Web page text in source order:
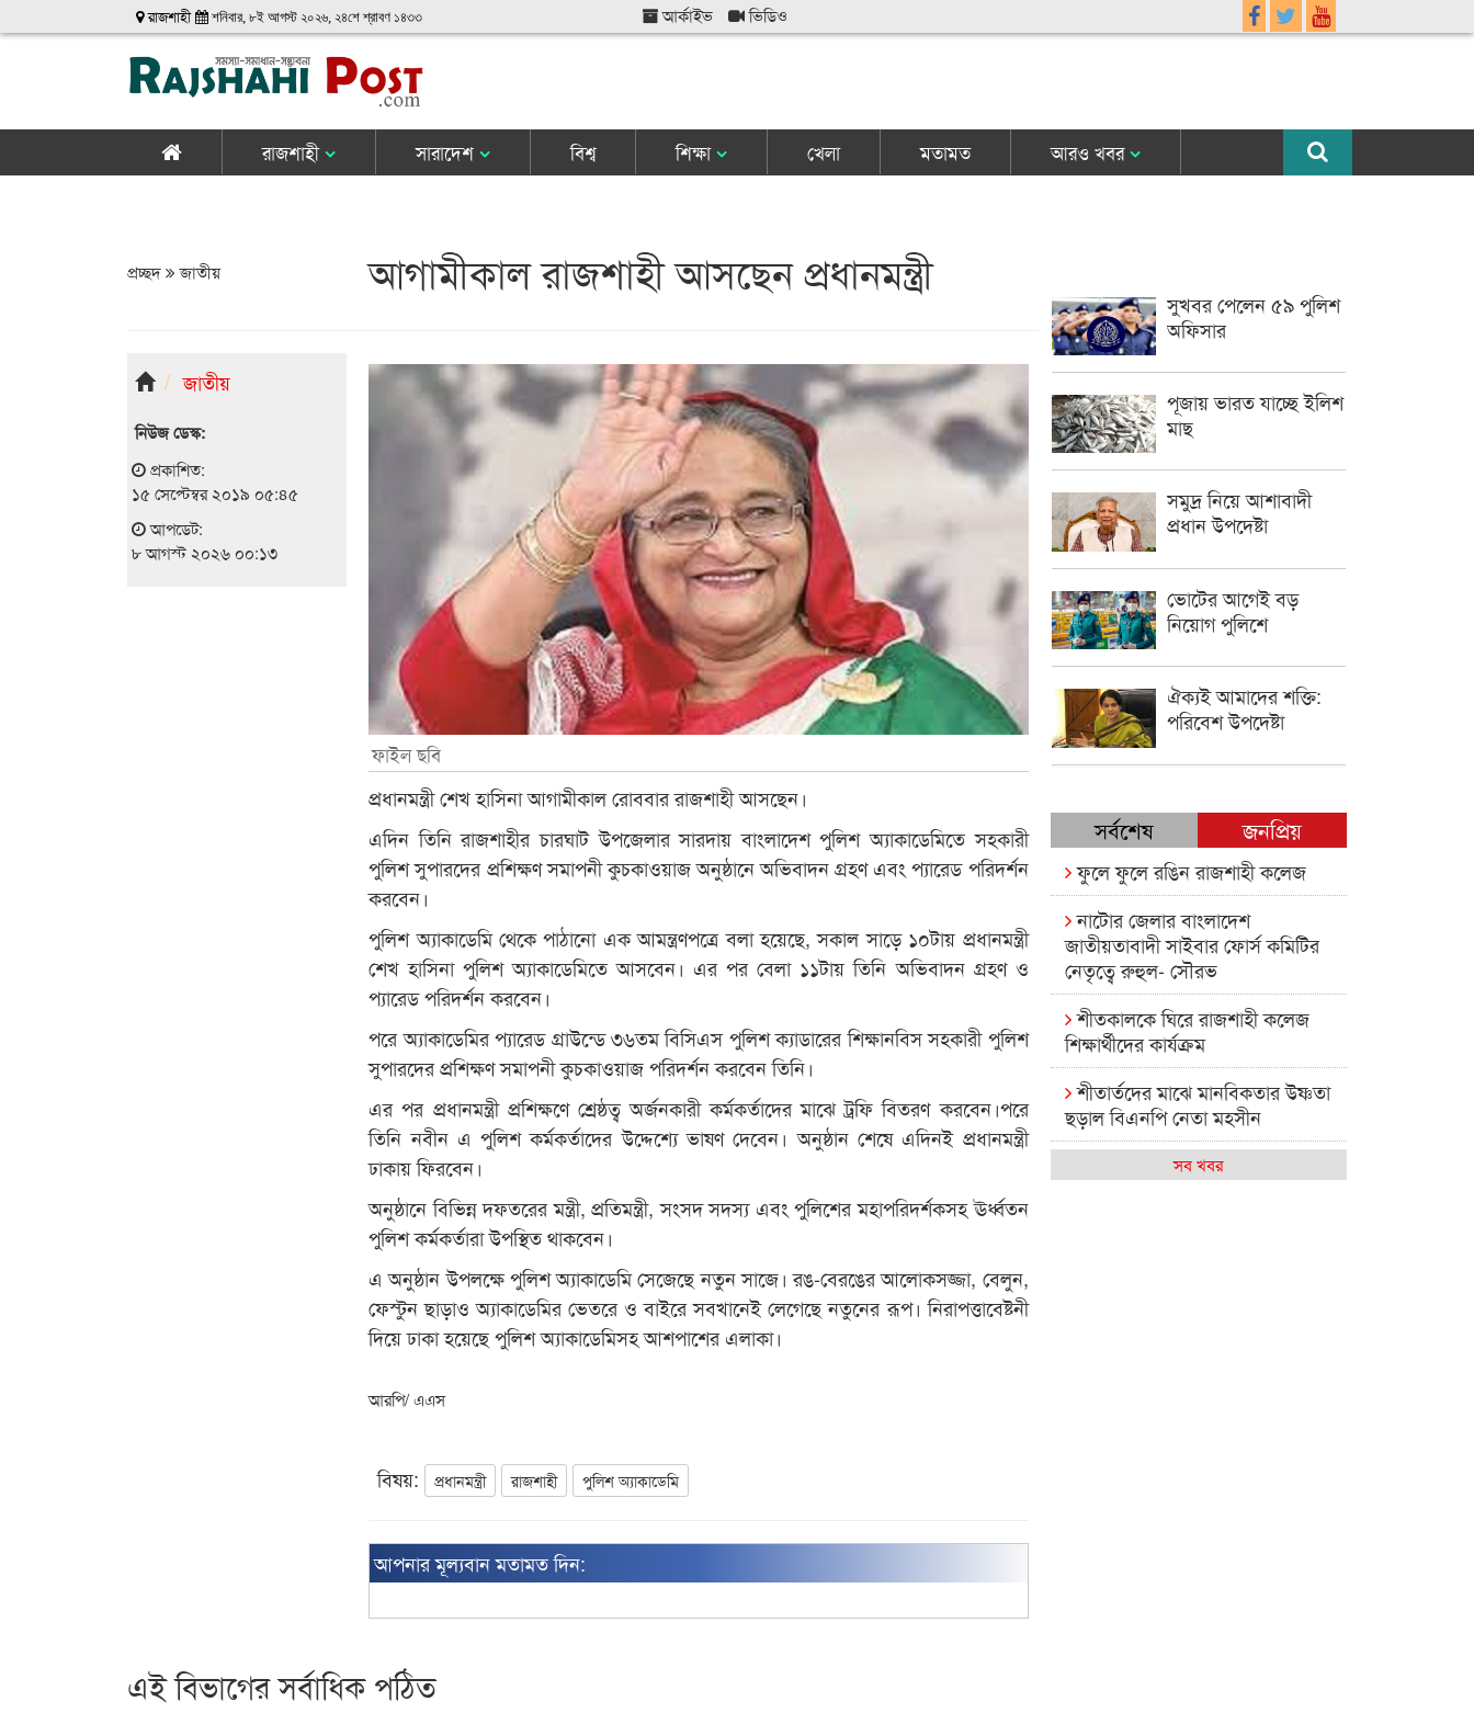
রাজশাহী শনিবার, ৮ই আগস্ট ২০২৬, ২৪শে শ্রাবণ ১৪৩৩ আর্কাইভ ভিডিও
রাজশাহী সারাদেশ বিশ্ব শিক্ষা খেলা মতামত আরও খবর
প্রচ্ছদ জাতীয় আগামীকাল রাজশাহী আসছেন প্রধানমন্ত্রী
জাতীয়
নিউজ ডেস্ক:
প্রকাশিত:
১৫ সেপ্টেম্বর ২০১৯ ০৫:৪৫
আপডেট:
৮ আগস্ট ২০২৬ ০০:১৩
ফাইল ছবি
প্রধানমন্ত্রী শেখ হাসিনা আগামীকাল রোববার রাজশাহী আসছেন।
এদিন তিনি রাজশাহীর চারঘাট উপজেলার সারদায় বাংলাদেশ পুলিশ অ্যাকাডেমিতে সহকারী
পুলিশ সুপারদের প্রশিক্ষণ সমাপনী কুচকাওয়াজ অনুষ্ঠানে অভিবাদন গ্রহণ এবং প্যারেড পরিদর্শন
করবেন।
পুলিশ অ্যাকাডেমি থেকে পাঠানো এক আমন্ত্রণপত্রে বলা হয়েছে, সকাল সাড়ে ১০টায় প্রধানমন্ত্রী
শেখ হাসিনা পুলিশ অ্যাকাডেমিতে আসবেন। এর পর বেলা ১১টায় তিনি অভিবাদন গ্রহণ ও
প্যারেড পরিদর্শন করবেন।
পরে অ্যাকাডেমির প্যারেড গ্রাউন্ডে ৩৬তম বিসিএস পুলিশ ক্যাডারের শিক্ষানবিস সহকারী পুলিশ
সুপারদের প্রশিক্ষণ সমাপনী কুচকাওয়াজ পরিদর্শন করবেন তিনি।
এর পর প্রধানমন্ত্রী প্রশিক্ষণে শ্রেষ্ঠত্ব অর্জনকারী কর্মকর্তাদের মাঝে ট্রফি বিতরণ করবেন।পরে
তিনি নবীন এ পুলিশ কর্মকর্তাদের উদ্দেশ্যে ভাষণ দেবেন। অনুষ্ঠান শেষে এদিনই প্রধানমন্ত্রী
ঢাকায় ফিরবেন।
অনুষ্ঠানে বিভিন্ন দফতরের মন্ত্রী, প্রতিমন্ত্রী, সংসদ সদস্য এবং পুলিশের মহাপরিদর্শকসহ ঊর্ধ্বতন
পুলিশ কর্মকর্তারা উপস্থিত থাকবেন।
এ অনুষ্ঠান উপলক্ষে পুলিশ অ্যাকাডেমি সেজেছে নতুন সাজে। রঙ-বেরঙের আলোকসজ্জা, বেলুন,
ফেস্টুন ছাড়াও অ্যাকাডেমির ভেতরে ও বাইরে সবখানেই লেগেছে নতুনের রূপ। নিরাপত্তাবেষ্টনী
দিয়ে ঢাকা হয়েছে পুলিশ অ্যাকাডেমিসহ আশপাশের এলাকা।
আরপি/ এএস
বিষয়: প্রধানমন্ত্রী রাজশাহী পুলিশ অ্যাকাডেমি
আপনার মূল্যবান মতামত দিন:
সুখবর পেলেন ৫৯ পুলিশ
অফিসার
পূজায় ভারত যাচ্ছে ইলিশ
মাছ
সমুদ্র নিয়ে আশাবাদী
প্রধান উপদেষ্টা
ভোটের আগেই বড়
নিয়োগ পুলিশে
ঐক্যই আমাদের শক্তি:
পরিবেশ উপদেষ্টা
সর্বশেষ জনপ্রিয়
ফুলে ফুলে রঙিন রাজশাহী কলেজ
নাটোর জেলার বাংলাদেশ
জাতীয়তাবাদী সাইবার ফোর্স কমিটির
নেতৃত্বে রুহুল- সৌরভ
শীতকালকে ঘিরে রাজশাহী কলেজ
শিক্ষার্থীদের কার্যক্রম
শীতার্তদের মাঝে মানবিকতার উষ্ণতা
ছড়াল বিএনপি নেতা মহসীন
রাজশাহী কলেজের মিষ্টি বিকেল
সব খবর
এই বিভাগের সর্বাধিক পঠিত